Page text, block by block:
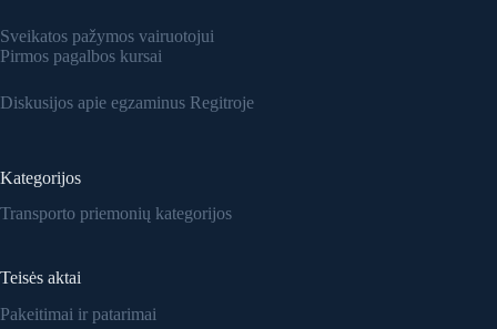
Sveikatos pažymos vairuotojui
Pirmos pagalbos kursai
Diskusijos apie egzaminus Regitroje
Kategorijos
Transporto priemonių kategorijos
Teisės aktai
Pakeitimai ir patarimai